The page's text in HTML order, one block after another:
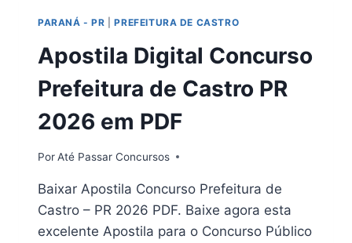
SC
2026
PARANÁ - PR |PREFEITURA DE CASTRO
Apostila Digital Concurso
Prefeitura de Castro PR
2026 em PDF
PorAté Passar Concursos
Baixar Apostila Concurso Prefeitura de
Castro – PR 2026 PDF. Baixe agora esta
excelente Apostila para o Concurso Público